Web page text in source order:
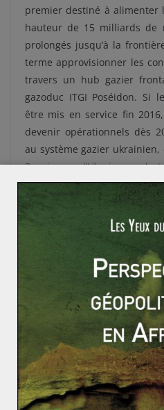
premier destiné à
hauteur de 15 milliards de
prolongés jusqu’à la
terme approvisionner les
travers un hub gazier
gazoduc ITGI Poséidon. Si
être mis en service fin
devenir opérationnels dès
au système gazier
Russie avec l’Ukraine sur le
fin 2019. Ce gazoduc
Autriche, ce qui
changer les points de
les contrats de long terme.
Cependant, depuis le «
a beaucoup changé. Les
gazoduc ont été revus,
réduction des capacités
d’une telle ampleur
recettes de Gazprom
cours du pétrole et, donc
d’autre part sous l’effet
imposées par les